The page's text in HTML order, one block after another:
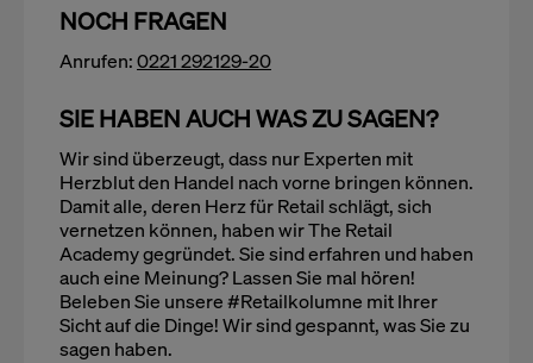
NOCH FRAGEN
Anrufen:0221 292129-20
SIE HABEN AUCH WAS ZU SAGEN?
Wir sind überzeugt, dass nur Experten mit
Herzblut den Handel nach vorne bringen können.
Damit alle, deren Herz für Retail schlägt, sich
vernetzen können, haben wir The Retail
Academy gegründet. Sie sind erfahren und haben
auch eine Meinung? Lassen Sie mal hören!
Beleben Sie unsere #Retailkolumne mit Ihrer
Sicht auf die Dinge! Wir sind gespannt, was Sie zu
sagen haben.